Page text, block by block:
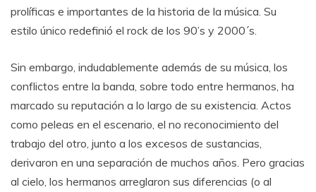
prolíficas e importantes de la historia de la música. Su
estilo único redefinió el rock de los 90’s y 2000´s.
Sin embargo, indudablemente además de su música, los
conflictos entre la banda, sobre todo entre hermanos, ha
marcado su reputación a lo largo de su existencia. Actos
como peleas en el escenario, el no reconocimiento del
trabajo del otro, junto a los excesos de sustancias,
derivaron en una separación de muchos años. Pero gracias
al cielo, los hermanos arreglaron sus diferencias (o al